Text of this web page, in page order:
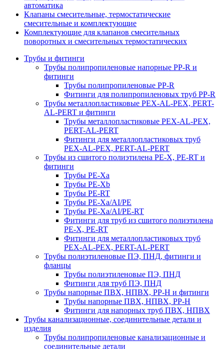
автоматика
Клапаны смесительные, термостатические
смесительные и комплектующие
Комплектующие для клапанов смесительных
поворотных и смесительных термостатических
Трубы и фитинги
Трубы полипропиленовые напорные PP-R и
фитинги
Трубы полипропиленовые PP-R
Фитинги для полипропиленовых труб PP-R
Трубы металлопластиковые PEX-AL-PEX, PERT-
AL-PERT и фитинги
Трубы металлопластиковые PEX-AL-PEX,
PERT-AL-PERT
Фитинги для металлопластиковых труб
PEX-AL-PEX, PERT-AL-PERT
Трубы из сшитого полиэтилена PE-X, PE-RT и
фитинги
Трубы PE-Xa
Трубы PE-Xb
Трубы PE-RT
Трубы PE-Xa/AI/PE
Трубы PE-Xa/AI/PE-RT
Фитинги для труб из сшитого полиэтилена
PE-X, PE-RT
Фитинги для металлопластиковых труб
PEX-AL-PEX, PERT-AL-PERT
Трубы полиэтиленовые ПЭ, ПНД, фитинги и
фланцы
Трубы полиэтиленовые ПЭ, ПНД
Фитинги для труб ПЭ, ПНД
Трубы напорные ПВХ, НПВХ, PP-H и фитинги
Трубы напорные ПВХ, НПВХ, PP-H
Фитинги для напорных труб ПВХ, НПВХ
Трубы канализационные, соединительные детали и
изделия
Трубы полипропиленовые канализационные и
соединительные детали